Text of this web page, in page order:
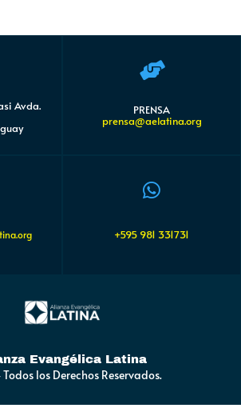
Avda.

PRENSA
prensa@aelatina.org

+595 981 331731
Evangélica Latina
los Derechos Reservados.